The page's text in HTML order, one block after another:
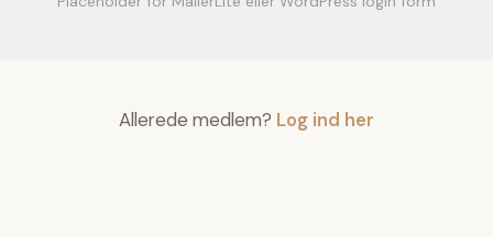
Allerede medlem? Log ind her